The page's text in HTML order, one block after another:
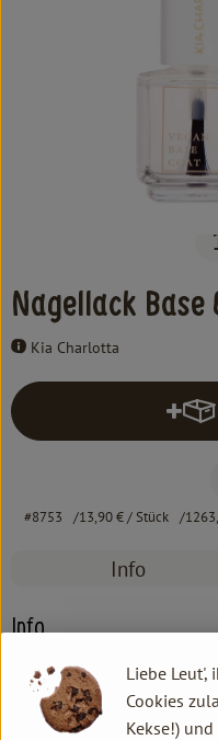
Aktuelles
Erleben
Nagellack Base
Kia Charlotta
#8753 13,90 €/ Stück
Info
Info
Kia Charlotta
Liebe Leut',
Cookies
Kekse!)